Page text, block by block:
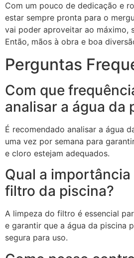
Com um pouco de dedicação e
estar sempre pronta para o
vai poder aproveitar ao máximo,
Então, mãos à obra e boa
Perguntas
Com que
analisar a água da
É recomendado analisar a água
uma vez por semana para
e cloro estejam adequados.
Qual a
filtro da piscina?
A limpeza do filtro é essencial
e garantir que a água da piscina
segura para uso.